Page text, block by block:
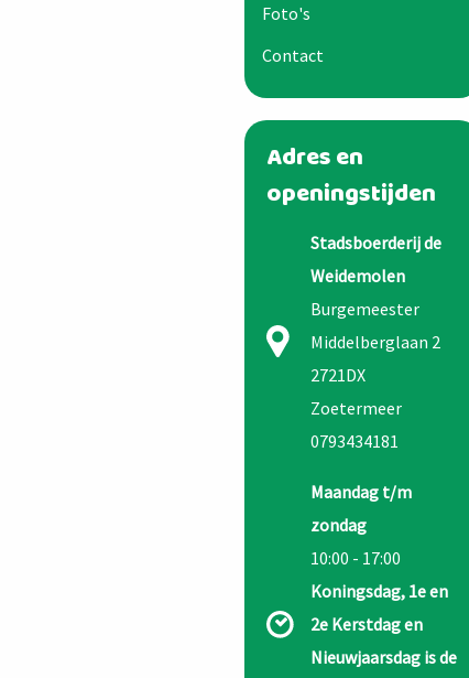
Foto's
Contact
Adres en
openingstijden
Stadsboerderij de
Weidemolen
Burgemeester
Middelberglaan 2
2721DX
Zoetermeer
0793434181
Maandag t/m
zondag
10:00 - 17:00
Koningsdag, 1e en
2e Kerstdag en
Nieuwjaarsdag is de